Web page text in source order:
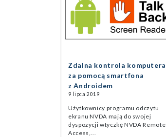
Zdalna kontrola komputera
za pomocą smartfona
z Androidem
9 lipca 2019
Użytkownicy programu odczytu
ekranu NVDA mają do swojej
dyspozycji wtyczkę NVDA Remote
Access,...